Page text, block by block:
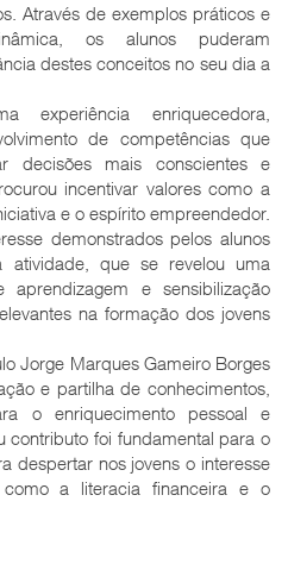
Através de exemplos práticos e
os alunos puderam
destes conceitos no seu dia a
experiência enriquecedora,
de competências que
decisões mais conscientes e
incentivar valores como a
e o espírito empreendedor.
demonstrados pelos alunos
atividade, que se revelou uma
aprendizagem e sensibilização
na formação dos jovens
Jorge Marques Gameiro Borges
e partilha de conhecimentos,
o enriquecimento pessoal e
contributo foi fundamental para o
despertar nos jovens o interesse
a literacia financeira e o